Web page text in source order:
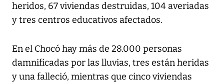
heridos, 67 viviendas destruidas, 104 averiadas
y tres centros educativos afectados.
En el Chocó hay más de 28.000 personas
damnificadas por las lluvias, tres están heridas
y una falleció, mientras que cinco viviendas